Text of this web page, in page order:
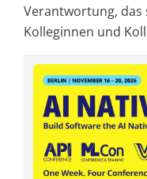
Verantwortung,
Kolleginnen und